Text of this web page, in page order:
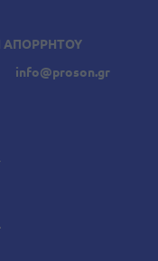
Άρθρα
ΑΠΟΡΡΗΤΟΥ
info@proson.gr